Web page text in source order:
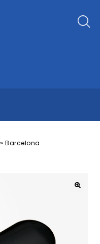
»Barcelona